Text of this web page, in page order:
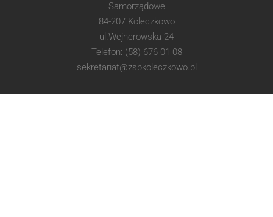
Samorządowe
84-207 Koleczkowo
ul.Wejherowska 24
Telefon: (58) 676 01 08
sekretariat@zspkoleczkowo.pl